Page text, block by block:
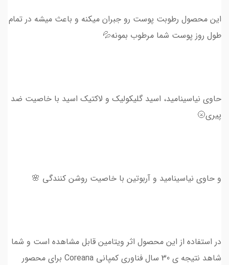
این محصول رطوبت پوست رو جبران میکنه و باعث میشه در تمام
طول روز پوست شما مرطوب بمونه💦
حاوی نیاسینامید، اسید گلیکولیک و لاکتیک اسید با خاصیت ضد
پیری🌝
و حاوی نیاسینامید و آربوتین با خاصیت روشن کنندگی 🌸
در استفاده از این محصول اثر ویتامین قابل مشاهده است و شما
شاهد نتیجه ی 30 سال فناوری کمپانی Coreana برای محصور